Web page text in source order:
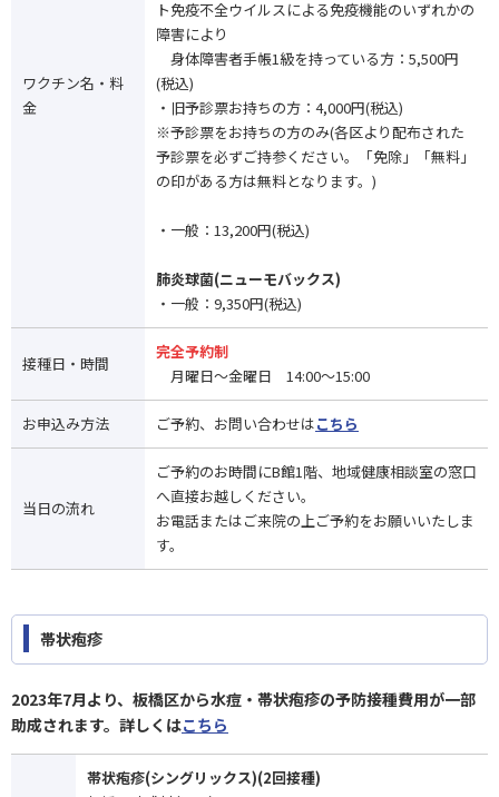
ワクチン名・料
金
ト免疫不全ウイルスによる免疫機能のいずれかの
障害により
身体障害者手帳1級を持っている方：5,500円
(税込)
・旧予診票お持ちの方：4,000円(税込)
※予診票をお持ちの方のみ(各区より配布された
予診票を必ずご持参ください。「免除」「無料」
の印がある方は無料となります。)
・一般：13,200円(税込)
肺炎球菌(ニューモバックス)
・一般：9,350円(税込)
接種日・時間
完全予約制
月曜日～金曜日 14:00～15:00
お申込み方法 ご予約、お問い合わせはこちら
当日の流れ
ご予約のお時間にB館1階、地域健康相談室の窓口
へ直接お越しください。
お電話またはご来院の上ご予約をお願いいたしま
す。
帯状疱疹
2023年7月より、板橋区から水痘・帯状疱疹の予防接種費用が一部
助成されます。詳しくはこちら
帯状疱疹(シングリックス)(2回接種)